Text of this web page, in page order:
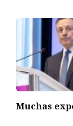
Muchas